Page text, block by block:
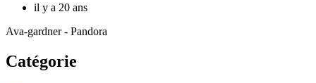
il y a 20 ans
Ava-gardner - Pandora
Catégorie